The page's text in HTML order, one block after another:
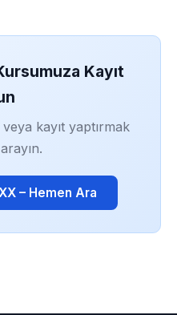
Kayıt
kayıt yaptırmak
– Hemen Ara